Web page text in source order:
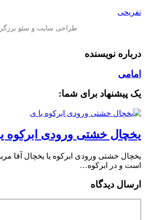
تفریحی
درباره نویسنده
امامی
یک پیشنهاد برای شما:
یخچال خشتی ورودی ابرکوه
یخچال خشتی ورودی ابرکوه یا یخچال آقا
است و در ابرکوه…
ارسال دیدگاه